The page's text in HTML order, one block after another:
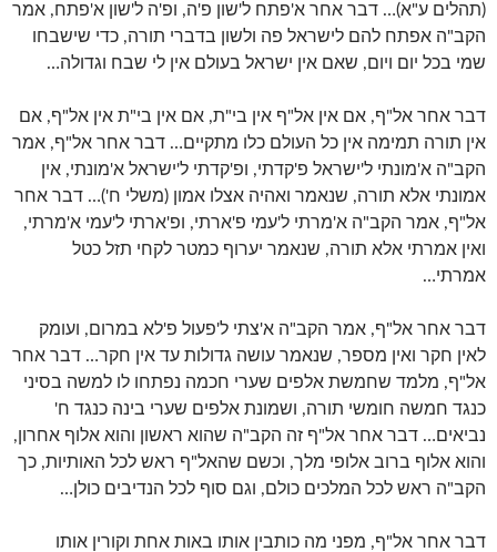
(תהלים ע"א)… דבר אחר א'פתח ל'שון פ'ה, ופ'ה ל'שון א'פתח, אמר
הקב"ה אפתח להם לישראל פה ולשון בדברי תורה, כדי שישבחו
שמי בכל יום ויום, שאם אין ישראל בעולם אין לי שבח וגדולה…
דבר אחר אל"ף, אם אין אל"ף אין בי"ת, אם אין בי"ת אין אל"ף, אם
אין תורה תמימה אין כל העולם כלו מתקיים… דבר אחר אל"ף, אמר
הקב"ה א'מונתי ל'ישראל פ'קדתי, ופ'קדתי ל'ישראל א'מונתי, אין
אמונתי אלא תורה, שנאמר ואהיה אצלו אמון (משלי ח')… דבר אחר
אל"ף, אמר הקב"ה א'מרתי ל'עמי פ'ארתי, ופ'ארתי ל'עמי א'מרתי,
ואין אמרתי אלא תורה, שנאמר יערוף כמטר לקחי תזל כטל
אמרתי…
דבר אחר אל"ף, אמר הקב"ה א'צתי ל'פעול פ'לא במרום, ועומק
לאין חקר ואין מספר, שנאמר עושה גדולות עד אין חקר… דבר אחר
אל"ף, מלמד שחמשת אלפים שערי חכמה נפתחו לו למשה בסיני
כנגד חמשה חומשי תורה, ושמונת אלפים שערי בינה כנגד ח'
נביאים… דבר אחר אל"ף זה הקב"ה שהוא ראשון והוא אלוף אחרון,
והוא אלוף ברוב אלופי מלך, וכשם שהאל"ף ראש לכל האותיות, כך
הקב"ה ראש לכל המלכים כולם, וגם סוף לכל הנדיבים כולן…
דבר אחר אל"ף, מפני מה כותבין אותו באות אחת וקורין אותו